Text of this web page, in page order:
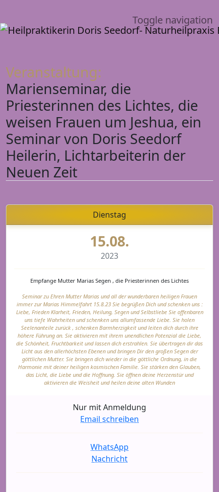
Toggle navigation
Veranstaltung:
Marienseminar, die
Priesterinnen des Lichtes, die
weisen Frauen um Jeshua, ein
Seminar von Doris Seedorf
Heilerin, Lichtarbeiterin der
Neuen Zeit
Dienstag
15.08.
2023
Empfange Mutter Marias Segen , die Priesterinnen des Lichtes
Seminar zu Ehren Mutter Marias und all der wunderbaren heiligen Frauen
immer zur Marias Himmelfahrt 15.8.23 Sie begrüßen Dich und schenken uns :
Liebe, Frieden Klarheit, Frieden, Heilung, Segen und Selbstliebe Sie offenbaren
uns tiefe Wahrheiten und schenken uns allumfassende Liebe. Sie holen
Seelenanteile zurück , schenken Barmherzigkeit und leiten dich durch ihre
höhere Führung an. Sie aktivieren mit ihrem unendlichen Potenzial die Liebe,
die Schönheit, Fruchtbarkeit und lassen dich erstrahlen. Sie übertragen dir das
Licht aus den allerhöchsten Ebenen und bringen Dir den großen Segen der
göttlichen Mutter. Sie bringen dich wieder in die göttliche Ordnung, in die
Harmonie mit deiner heiligen kosmischen Familie. Sie stärken den Glauben,
das Licht, die Liebe und die Hoffnung. Sie öffnen deine Herzenstür und
aktivieren die Weisheit und heilen deine alten Wunden
Nur mit Anmeldung
Email schreiben
WhatsApp
Nachricht